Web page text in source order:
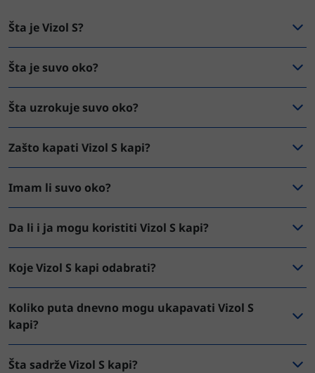
Šta je Vizol S?
Šta je suvo oko?
Šta uzrokuje suvo oko?
Zašto kapati Vizol S kapi?
Imam li suvo oko?
Da li i ja mogu koristiti Vizol S kapi?
Koje Vizol S kapi odabrati?
Koliko puta dnevno mogu ukapavati Vizol S
kapi?
Šta sadrže Vizol S kapi?